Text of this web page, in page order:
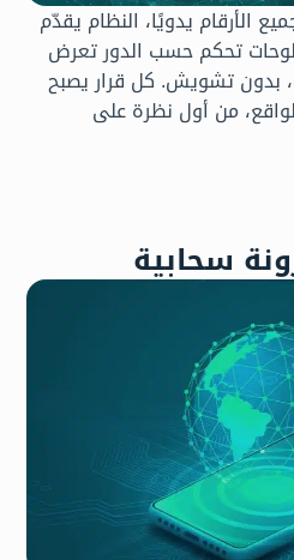
الأرقام يدويًا، النظام يقدّم
تحكم حسب الدور تعرض
بدون تشويش. كل قرار يصبح
من أول نظرة على
سحابية